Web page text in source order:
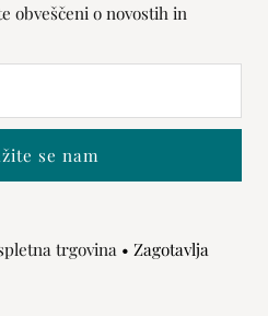
obveščeni o novostih in
trgovina • Zagotavlja